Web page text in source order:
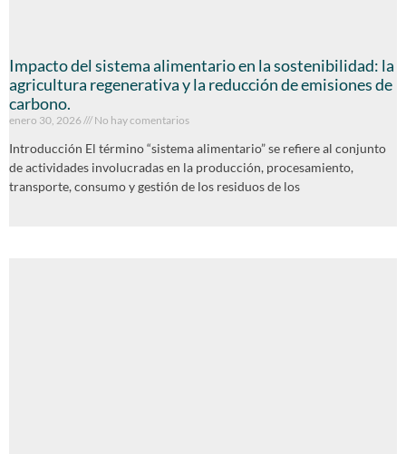
Impacto del sistema alimentario en la sostenibilidad: la
agricultura regenerativa y la reducción de emisiones de
carbono.
enero 30, 2026 No hay comentarios
Introducción El término “sistema alimentario” se refiere al conjunto
de actividades involucradas en la producción, procesamiento,
transporte, consumo y gestión de los residuos de los